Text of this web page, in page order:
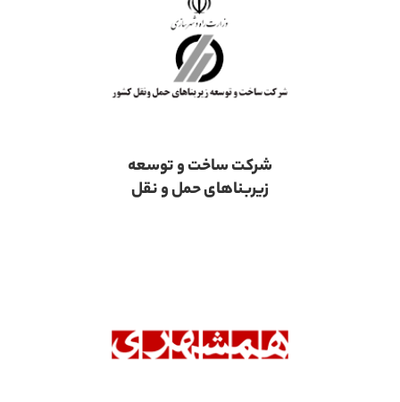
شرکت ساخت و توسعه
زیربناهای حمل و نقل